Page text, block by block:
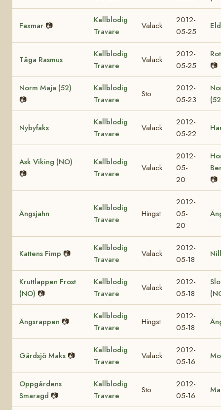
Faxmar 📷
Kallblodig
Travare
Valack
2012-
05-25
Tåga Rasmus
Kallblodig
Travare
Valack
2012-
05-25
📷
Norm Maja (52)
📷
Kallblodig
Travare
Sto
2012-
05-23
Nybyfaks
Kallblodig
Travare
Valack
2012-
05-22
Ask Viking (NO)
📷
Kallblodig
Travare
Valack
2012-
05-
20
📷
Ängsjahn
Kallblodig
Travare
Hingst
2012-
05-
20
Kattens Fimp 📷
Kallblodig
Travare
Valack
2012-
05-18
Kruttlappen Frost
(NO) 📷
Kallblodig
Travare
Valack
2012-
05-18
Ängsrappen 📷
Kallblodig
Travare
Hingst
2012-
05-18
Gärdsjö Maks 📷
Kallblodig
Travare
Valack
2012-
05-16
Oppgårdens
Smaragd 📷
Kallblodig
Travare
Sto
2012-
05-16